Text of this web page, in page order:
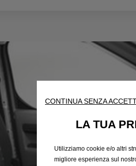
CONTINUA SENZA
LA TUA
Utilizziamo cookie e/o altri
migliore esperienza sul